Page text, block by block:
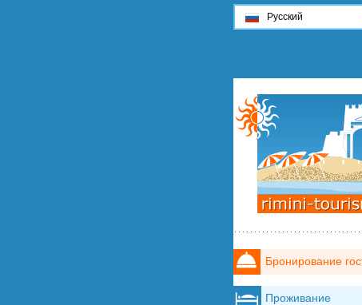
Бронирование
Проживание
Русский